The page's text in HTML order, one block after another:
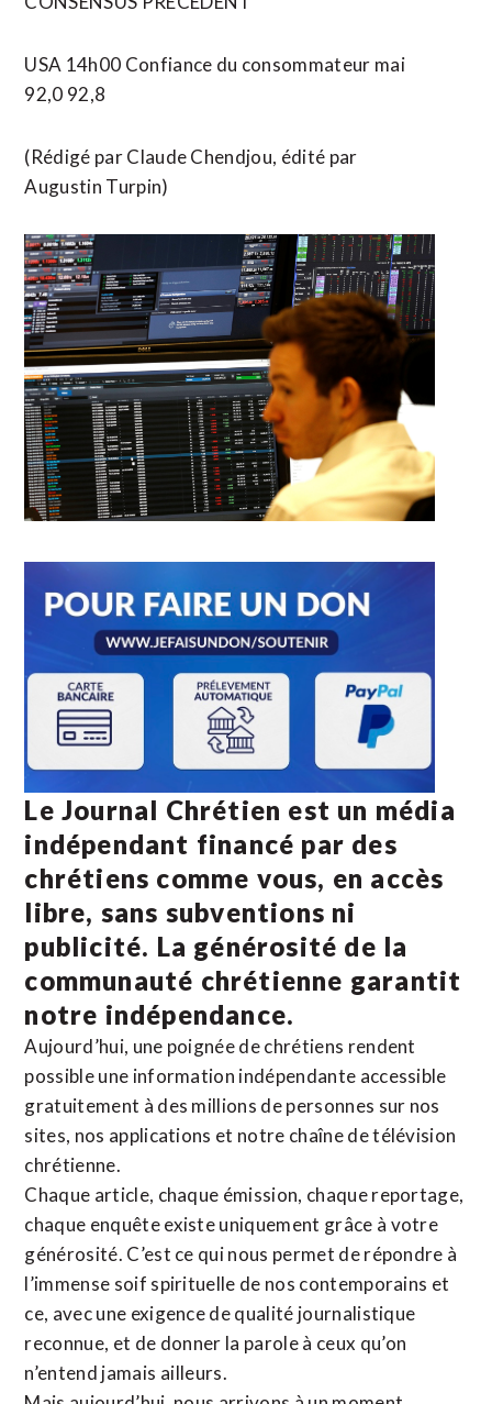
USA 14h00 Confiance du consommateur mai
92,0 92,8
(Rédigé par Claude Chendjou, édité par
Augustin Turpin)
Le Journal Chrétien est un média
indépendant financé par des
chrétiens comme vous, en accès
libre, sans subventions ni
publicité. La générosité de la
communauté chrétienne garantit
notre indépendance.
Aujourd’hui, une poignée de chrétiens rendent
possible une information indépendante accessible
gratuitement à des millions de personnes sur nos
sites, nos applications et notre chaîne de télévision
chrétienne.
Chaque article, chaque émission, chaque reportage,
chaque enquête existe uniquement grâce à votre
générosité. C’est ce qui nous permet de répondre à
l’immense soif spirituelle de nos contemporains et
ce, avec une exigence de qualité journalistique
reconnue, et de donner la parole à ceux qu’on
n’entend jamais ailleurs.